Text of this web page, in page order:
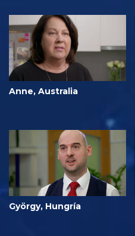
Anne, Australia
György, Hungría